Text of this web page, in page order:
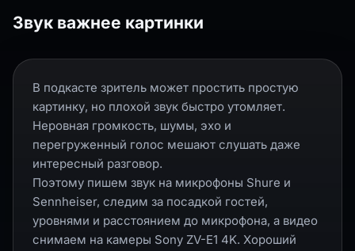
Звук важнее картинки
В подкасте зритель может простить простую
картинку, но плохой звук быстро утомляет.
Неровная громкость, шумы, эхо и
перегруженный голос мешают слушать даже
интересный разговор.
Поэтому пишем звук на микрофоны Shure и
Sennheiser, следим за посадкой гостей,
уровнями и расстоянием до микрофона, а видео
снимаем на камеры Sony ZV-E1 4K. Хороший